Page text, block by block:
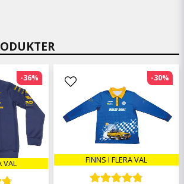
VAL
-36%
FINNS I FLERA VAL
-30%